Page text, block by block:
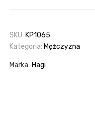
SKU: KP1065
Kategoria: Mężczyzna
Marka: Hagi